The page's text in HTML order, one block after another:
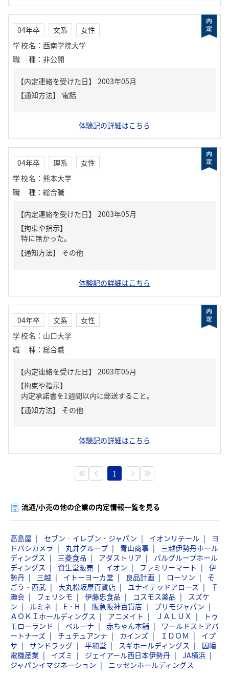
04年卒 文系
女性
学校名 ： 西南学院大学
職種 ： 非公開
【内定連絡を受けた日】
2003年05月
【通知方法】
電話
体験記の詳細はこちら
04年卒 理系
女性
学校名 ： 熊本大学
職種 ： 総合職
【内定連絡を受けた日】
2003年05月
【拘束や指示】
特に無かった。
【通知方法】
その他
体験記の詳細はこちら
04年卒 文系
女性
学校名 ： 山口大学
職種 ： 総合職
【内定連絡を受けた日】
2003年05月
【拘束や指示】
内定承諾書を1週間以内に郵送すること。
【通知方法】
その他
体験記の詳細はこちら
1
流通/小売の他の企業の内定情報一覧を見る
高島屋 セブン‐イレブン・ジャパン イオンリテール
ヨ
ドバシカメラ
丸井グループ 青山商事
三越伊勢丹ホール
ディングス
三菱食品 アダストリア
パルグループホール
ディングス
資生堂販売 イオン ファミリーマート
伊
勢丹
三越 イトーヨーカ堂 良品計画 ローソン
そ
ごう・西武
大丸松坂屋百貨店 ユナイテッドアローズ
千
趣会
フェリシモ 伊藤忠食品 コスモス薬品
スズケ
ン
ルミネ E・H 阪急阪神百貨店
プリモジャパン
ＡＯＫＩホールディングス
アニメイト ＪＡＬＵＸ
トゥ
モローランド
ベルーナ 赤ちゃん本舗
ワールドストアパ
ートナーズ
チュチュアンナ カインズ ＩＤＯＭ
イプ
サ
サンドラッグ 平和堂 スギホールディングス
因幡
電機産業
イズミ ジェイアール西日本伊勢丹
JA横浜
ジャパンイマジネーション
ニッセンホールディングス